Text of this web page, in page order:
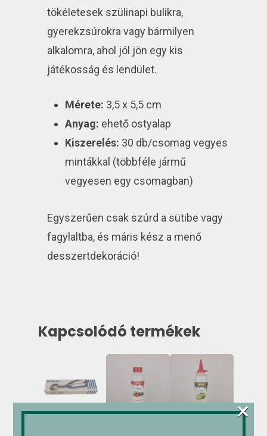
tökéletesek szülinapi bulikra,
gyerekzsúrokra vagy bármilyen
alkalomra, ahol jól jön egy kis
játékosság és lendület.
Mérete: 3,5 x 5,5 cm
Anyag: ehető ostyalap
Kiszerelés: 30 db/csomag vegyes
mintákkal (többféle jármű
vegyesen egy csomagban)
Egyszerűen csak szúrd a sütibe vagy
fagylaltba, és máris kész a menő
desszertdekoráció!
Kapcsolódó termékek
×